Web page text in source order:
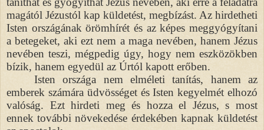
magától Jézustól kap küldetést, megbízást. Az hirdetheti
Isten országának örömhírét és az képes meggyógyítani
a betegeket, aki ezt nem a maga nevében, hanem Jézus
nevében teszi, mégpedig úgy, hogy nem eszközökben
bízik, hanem egyedül az Úrtól kapott erőben.
Isten országa nem elméleti tanítás, hanem az
emberek számára üdvösséget és Isten kegyelmét elhozó
valóság. Ezt hirdeti meg és hozza el Jézus, s most
ennek további növekedése érdekében kapnak küldetést